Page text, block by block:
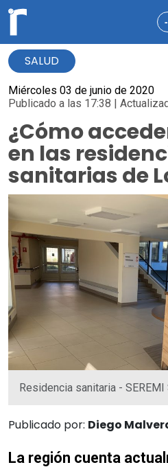
SALUD
Miércoles 03 de junio de 2020
Publicado a las 17:38 |
¿Cómo
en las
sanitarias de
Residencia sanitaria - SEREMI
Publicado por: Diego
La región cuenta